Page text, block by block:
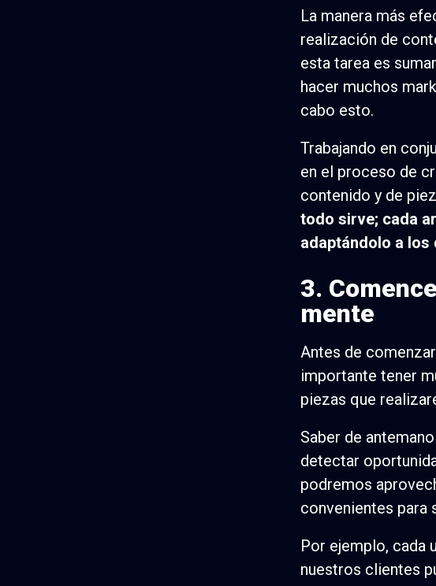
La manera más
realización de
esta tarea es
hacer muchos
cabo esto.
Trabajando en
en el proceso de
contenido y de
todo sirve; cada
adaptándolo a
3.
mente
Antes de
importante tener
piezas que
Saber de
detectar
podremos
convenientes para
Por ejemplo, cada
nuestros clientes